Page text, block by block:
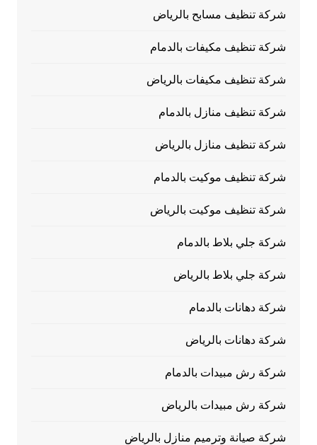
شركة تنظيف مسابح بالرياض
شركة تنظيف مكيفات بالدمام
شركة تنظيف مكيفات بالرياض
شركة تنظيف منازل بالدمام
شركة تنظيف منازل بالرياض
شركة تنظيف موكيت بالدمام
شركة تنظيف موكيت بالرياض
شركة جلي بلاط بالدمام
شركة جلي بلاط بالرياض
شركة دهانات بالدمام
شركة دهانات بالرياض
شركة رش مبيدات بالدمام
شركة رش مبيدات بالرياض
شركة صيانة وترميم منازل بالرياض